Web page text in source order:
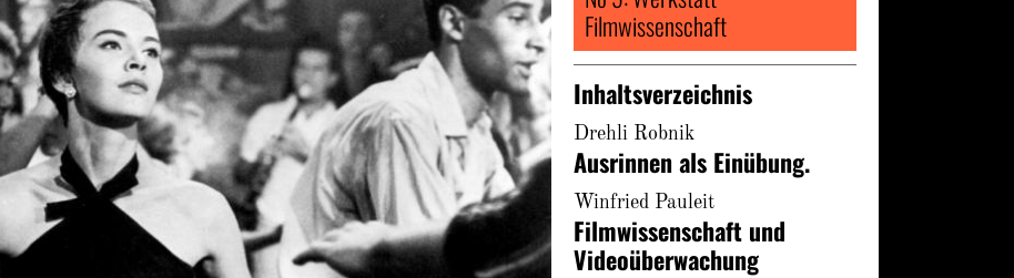
Filmwissenschaft
Inhaltsverzeichnis
Drehli Robnik
Ausrinnen als Einübung.
Winfried Pauleit
Filmwissenschaft und
Videoüberwachung